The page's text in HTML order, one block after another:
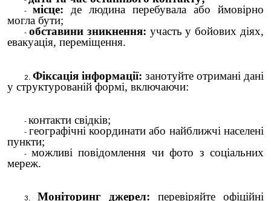
місце: де людина перебувала або ймовірно
могла бути;
обставини зникнення: участь у бойових діях,
евакуація, переміщення.
Фіксація інформації: занотуйте отримані дані
у структурованій формі, включаючи:
контакти свідків;
географічні координати або найближчі населені
пункти;
можливі повідомлення чи фото з соціальних
мереж.
Моніторинг джерел: перевіряйте офіційні